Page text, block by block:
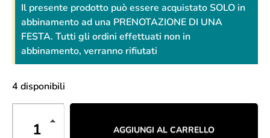
Il presente prodotto può essere acquistato SOLO in
abbinamento ad una PRENOTAZIONE DI UNA
FESTA. Tutti gli ordini effettuati non in
abbinamento, verranno rifiutati
4 disponibili
AGGIUNGI AL CARRELLO